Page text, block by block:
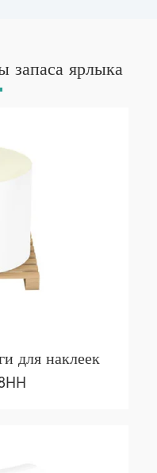
запаса ярлыка
для наклеек